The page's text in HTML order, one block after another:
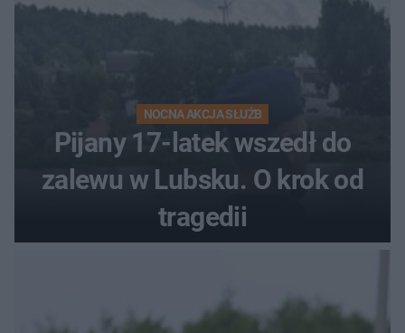
NOCNA AKCJA SŁUŻB
Pijany 17-latek wszedł do
zalewu w Lubsku. O krok od
tragedii